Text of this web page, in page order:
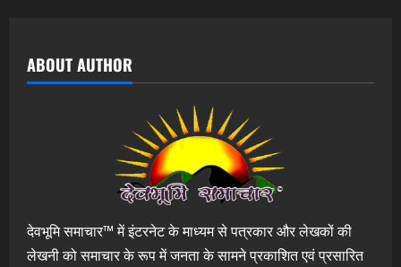
ABOUT AUTHOR
देवभूमि समाचार™ में इंटरनेट के माध्यम से पत्रकार और लेखकों की
लेखनी को समाचार के रूप में जनता के सामने प्रकाशित एवं प्रसारित